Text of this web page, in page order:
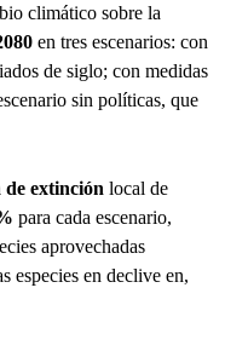
climático sobre la
en tres escenarios: con
de siglo; con medidas
sin políticas, que
de extinción local de
para cada escenario,
aprovechadas
especies en declive en,